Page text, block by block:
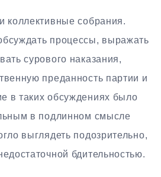
коллективные собрания.
процессы, выражать
сурового наказания,
преданность партии и
в таких обсуждениях было
в подлинном смысле
выглядеть подозрительно,
бдительностью.